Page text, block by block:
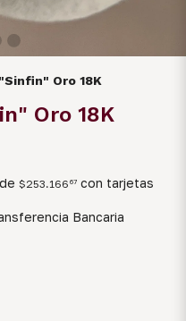
Oro 18K
Oro 18K
de $253.166 67con tarjetas
Bancaria